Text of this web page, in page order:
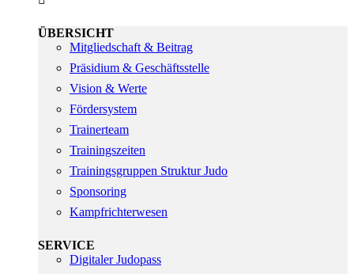
ÜBERSICHT
Mitgliedschaft & Beitrag
Präsidium & Geschäftsstelle
Vision & Werte
Fördersystem
Trainerteam
Trainingszeiten
Trainingsgruppen Struktur Judo
Sponsoring
Kampfrichterwesen
SERVICE
Digitaler Judopass